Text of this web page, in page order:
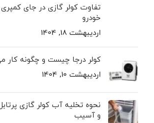
تفاوت کولر گازی در جای
خودرو
اردیبهشت 18, 1404
کولر درجا چیست و چگونه کار
اردیبهشت 10, 1404
نحوه تخلیه آب کولر گازی
و آسیب